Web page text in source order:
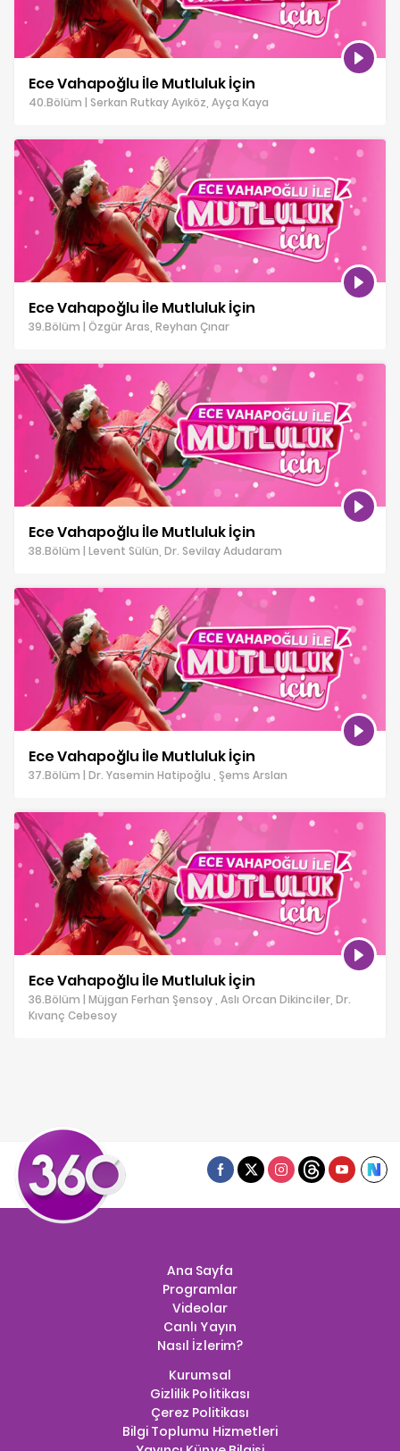
Ece Vahapoğlu İle Mutluluk İçin
40.Bölüm | Serkan Rutkay Ayıköz, Ayça Kaya
Ece Vahapoğlu İle Mutluluk İçin
39.Bölüm | Özgür Aras, Reyhan Çınar
Ece Vahapoğlu İle Mutluluk İçin
38.Bölüm | Levent Sülün, Dr. Sevilay Adudaram
Ece Vahapoğlu İle Mutluluk İçin
37.Bölüm | Dr. Yasemin Hatipoğlu , Şems Arslan
Ece Vahapoğlu İle Mutluluk İçin
36.Bölüm | Müjgan Ferhan Şensoy , Aslı Orcan Dikinciler, Dr.
Kıvanç Cebesoy
Ana Sayfa
Programlar
Videolar
Canlı Yayın
Nasıl İzlerim?
Kurumsal
Gizlilik Politikası
Çerez Politikası
Bilgi Toplumu Hizmetleri